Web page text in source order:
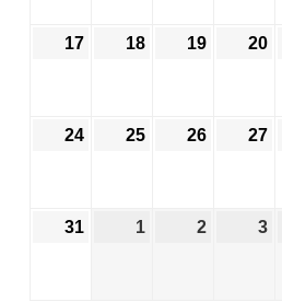
17 18 19 20
24 25 26 27
31 1 2 3